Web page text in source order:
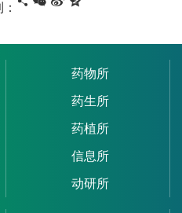
药物所
药生所
药植所
信息所
动研所